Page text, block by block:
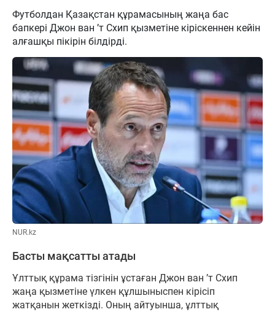
Футболдан Қазақстан құрамасының жаңа бас
бапкері Джон ван ’т Схип қызметіне кіріскеннен кейін
алғашқы пікірін білдірді.
NUR.kz
Басты мақсатты атады
Ұлттық құрама тізгінін ұстаған Джон ван ’т Схип
жаңа қызметіне үлкен құлшыныспен кірісіп
жатқанын жеткізді. Оның айтуынша, ұлттық